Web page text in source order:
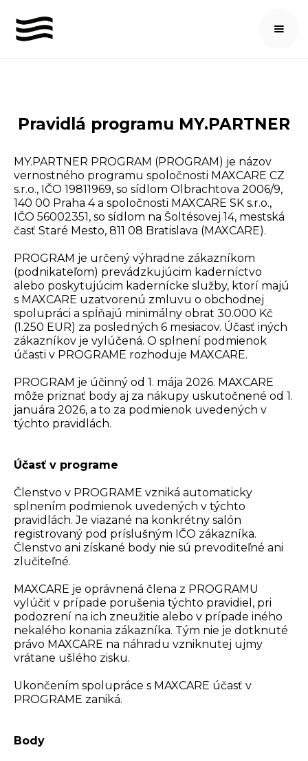
Pravidlá programu MY.PARTNER
MY.PARTNER PROGRAM (PROGRAM) je názov
vernostného programu spoločnosti MAXCARE CZ
s.r.o., IČO 19811969, so sídlom Olbrachtova 2006/9,
140 00 Praha 4 a spoločnosti MAXCARE SK s.r.o.,
IČO 56002351, so sídlom na Šoltésovej 14, mestská
časť Staré Mesto, 811 08 Bratislava (MAXCARE).
PROGRAM je určený výhradne zákazníkom
(podnikateľom) prevádzkujúcim kaderníctvo
alebo poskytujúcim kaderníckе služby, ktorí majú
s MAXCARE uzatvorenú zmluvu o obchodnej
spolupráci a spĺňajú minimálny obrat 30.000 Kč
(1.250 EUR) za posledných 6 mesiacov. Účasť iných
zákazníkov je vylúčená. O splnení podmienok
účasti v PROGRAME rozhoduje MAXCARE.
PROGRAM je účinný od 1. mája 2026. MAXCARE
môže priznať body aj za nákupy uskutočnené od 1.
januára 2026, a to za podmienok uvedených v
týchto pravidlách.
Účasť v programe
Členstvo v PROGRAME vzniká automaticky
splnením podmienok uvedených v týchto
pravidlách. Je viazané na konkrétny salón
registrovaný pod príslušným IČO zákazníka.
Členstvo ani získané body nie sú prevoditeľné ani
zlučiteľné.
MAXCARE je oprávnená člena z PROGRAMU
vylúčiť v prípade porušenia týchto pravidiel, pri
podozrení na ich zneužitie alebo v prípade iného
nekalého konania zákazníka. Tým nie je dotknuté
právo MAXCARE na náhradu vzniknutej ujmy
vrátane ušlého zisku.
Ukončením spolupráce s MAXCARE účasť v
PROGRAME zaniká.
Body